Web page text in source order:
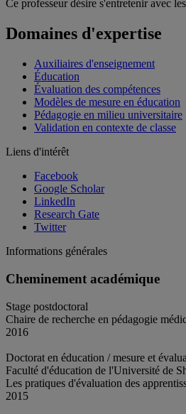
Ce professeur désire s'entretenir avec
Domaines d'expertise
Auxiliaires d'enseignement
Éducation
Évaluation des compétences
Modèles de mesure en éducation
Pédagogie en milieu universitaire
Validation en contexte de classe
Liens d'intérêt
Facebook
Google Scholar
LinkedIn
Research Gate
Twitter
Informations générales
Cheminement académique
Stage postdoctoral
Chaire de recherche en pédagogie
2016
Doctorat en éducation / mesure et
Faculté d'éducation de l'Université de
Les pratiques d'évaluation des
2015